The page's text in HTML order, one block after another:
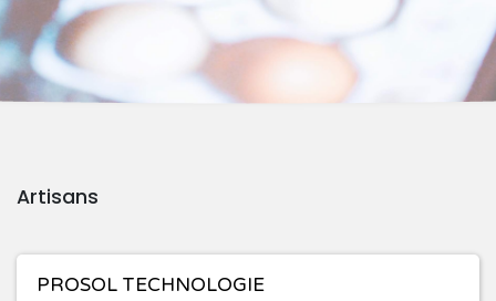
Artisans
PROSOL TECHNOLOGIE